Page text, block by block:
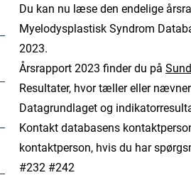
Du kan nu læse den endelige
Myelodysplastisk Syndrom
2023.
Årsrapport 2023 finder du på
Resultater, hvor tæller eller
Datagrundlaget og
Kontakt databasens
kontaktperson, hvis du har
#232 #242